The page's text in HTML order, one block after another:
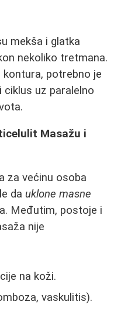
mekša i glatka
nekoliko tretmana.
kontura, potrebno je
uz paralelno
Masažu i
za većinu osoba
da uklone masne
Međutim, postoje i
nije
na koži.
vaskulitis).